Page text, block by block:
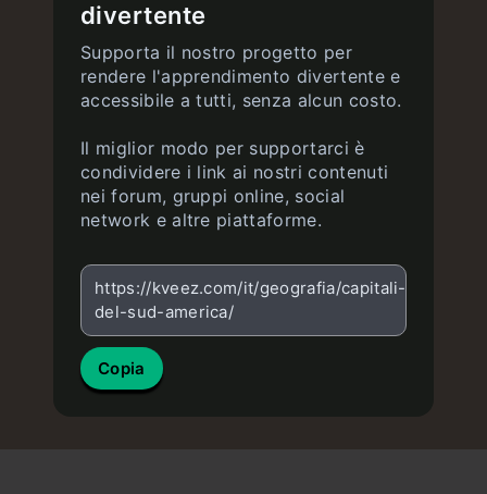
divertente
Supporta il nostro progetto per
rendere l'apprendimento divertente e
accessibile a tutti, senza alcun costo.
Il miglior modo per supportarci è
condividere i link ai nostri contenuti
nei forum, gruppi online, social
network e altre piattaforme.
https://kveez.com/it/geografia/capitali-
del-sud-america/
Copia